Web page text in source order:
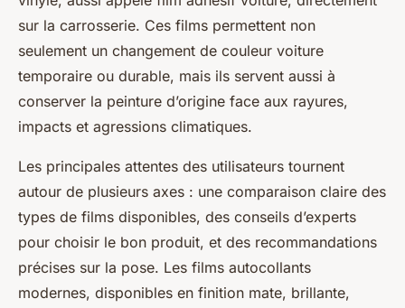
sur la carrosserie. Ces films permettent non
seulement un changement de couleur voiture
temporaire ou durable, mais ils servent aussi à
conserver la peinture d’origine face aux rayures,
impacts et agressions climatiques.
Les principales attentes des utilisateurs tournent
autour de plusieurs axes : une comparaison claire des
types de films disponibles, des conseils d’experts
pour choisir le bon produit, et des recommandations
précises sur la pose. Les films autocollants
modernes, disponibles en finition mate, brillante,